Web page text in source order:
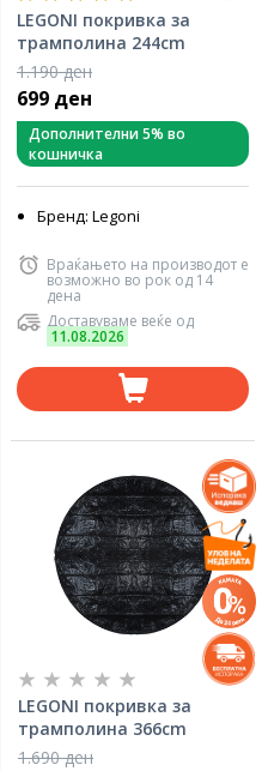
LEGONI покривка за
трамполина 244cm
1.190 ден
699 ден
Дополнителни 5% во
кошничка
Бренд: Legoni
Враќањето на производот е
возможно во рок од 14
дена
Доставуваме веќе од
11.08.2026
LEGONI покривка за
трамполина 366cm
1.690 ден